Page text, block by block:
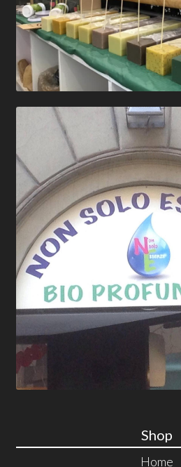
Shop
Home